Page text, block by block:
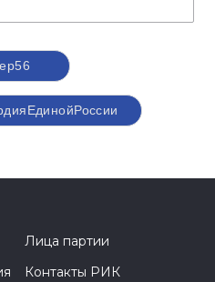
Лица партии
Контакты РИК